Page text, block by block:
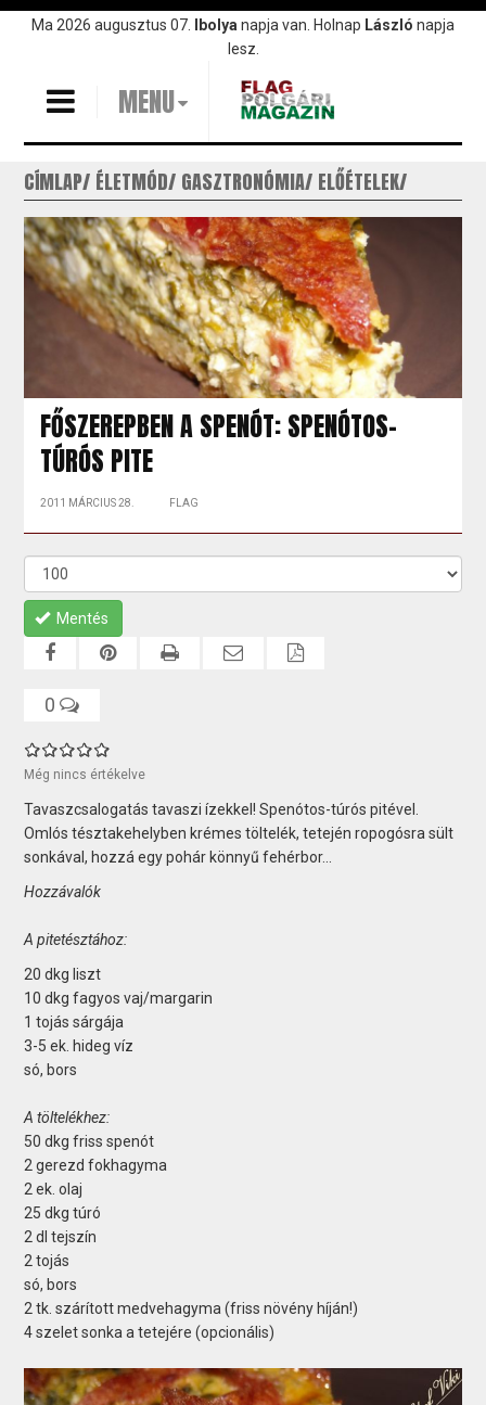
UgrásMa 2026 augusztus 07. Ibolya napja van. Holnap László napja
lesz.
MENU
CÍMLAP ÉLETMÓD GASZTRONÓMIA ELŐÉTELEK
FŐSZEREPBEN A SPENÓT: SPENÓTOS-
TÚRÓS PITE
2011 MÁRCIUS 28. FLAG
Mentés
0
Még nincs értékelve
Tavaszcsalogatás tavaszi ízekkel! Spenótos-túrós pitével.
Omlós tésztakehelyben krémes töltelék, tetején ropogósra sült
sonkával, hozzá egy pohár könnyű fehérbor...
Hozzávalók
A pitetésztához:
20 dkg liszt
10 dkg fagyos vaj/margarin
1 tojás sárgája
3-5 ek. hideg víz
só, bors
A töltelékhez:
50 dkg friss spenót
2 gerezd fokhagyma
2 ek. olaj
25 dkg túró
2 dl tejszín
2 tojás
só, bors
2 tk. szárított medvehagyma (friss növény híján!)
4 szelet sonka a tetejére (opcionális)